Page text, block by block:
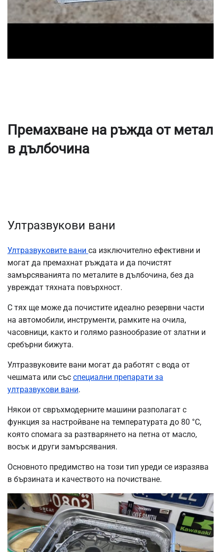
Премахване на ръжда от метал
в дълбочина
Ултразвукови вани
Ултразвуковите вани са изключително ефективни и
могат да премахнат ръждата и да почистят
замърсяванията по металите в дълбочина, без да
увреждат тяхната повърхност.
С тях ще може да почистите идеално резервни части
на автомобили, инструменти, рамките на очила,
часовници, както и голямо разнообразие от златни и
сребърни бижута.
Ултразвуковите вани могат да работят с вода от
чешмата или със специални препарати за
ултразвукови вани.
Някои от свръхмодерните машини разполагат с
функция за настройване на температурата до 80 °C,
която спомага за разтварянето на петна от масло,
восък и други замърсявания.
Основното предимство на този тип уреди се изразява
в бързината и качеството на почистване.